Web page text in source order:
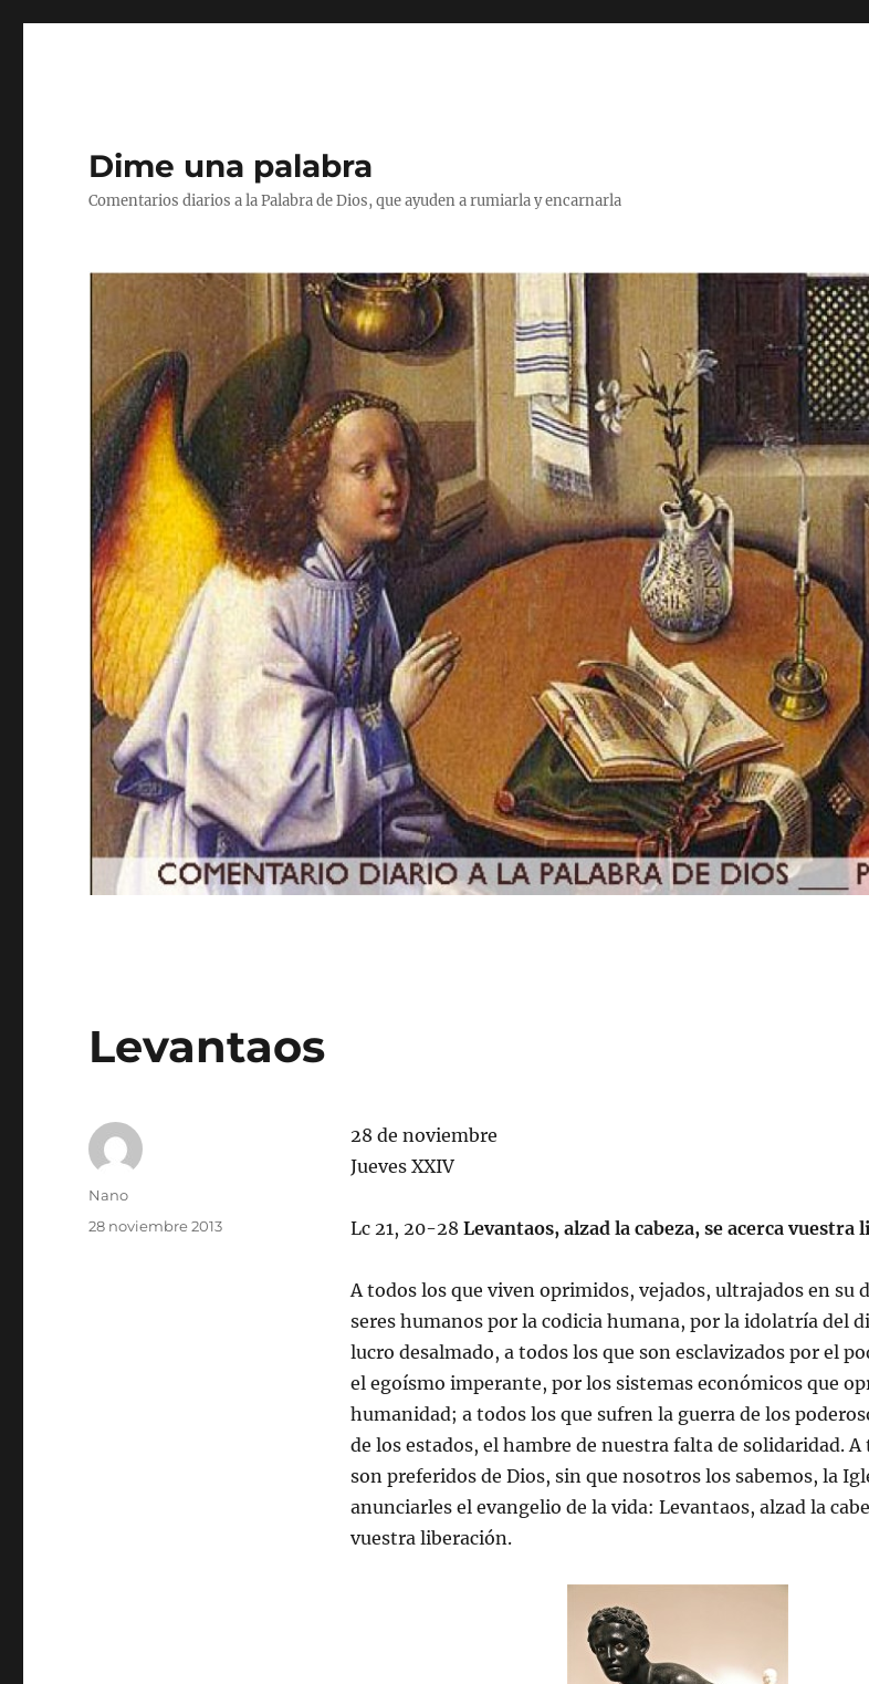
Dime una palabra
Comentarios diarios a la Palabra de Dios, que ayuden a rumiarla y encarnarla
Levantaos
28 de noviembre
Jueves XXIV
Lc 21, 20-28 Levantaos, alzad la cabeza, se acerca vuestra
A todos los que viven oprimidos, vejados, ultrajados en su
seres humanos por la codicia humana, por la idolatría del
lucro desalmado, a todos los que son esclavizados por el
el egoísmo imperante, por los sistemas económicos que
humanidad; a todos los que sufren la guerra de los
de los estados, el hambre de nuestra falta de solidaridad. A
son preferidos de Dios, sin que nosotros los sabemos, la
anunciarles el evangelio de la vida: Levantaos, alzad la
vuestra liberación.
Autor
Nano
Publicado
28 noviembre 2013